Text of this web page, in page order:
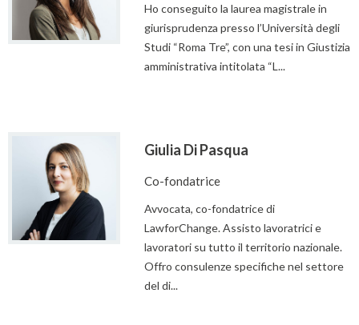
Ho conseguito la laurea magistrale in
giurisprudenza presso l’Università degli
Studi “Roma Tre”, con una tesi in Giustizia
amministrativa intitolata “L...
Giulia Di Pasqua
Co-fondatrice
Avvocata, co-fondatrice di
LawforChange. Assisto lavoratrici e
lavoratori su tutto il territorio nazionale.
Offro consulenze specifiche nel settore
del di...